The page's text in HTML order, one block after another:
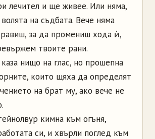
лечител и ще живее. Или няма,
на съдбата. Вече няма
за да промениш хода ѝ,
твоите рани.
нищо на глас, но прошепна
които щяха да определят
на брат му, ако вече не
кимна към огъня,
си, и хвърли поглед към